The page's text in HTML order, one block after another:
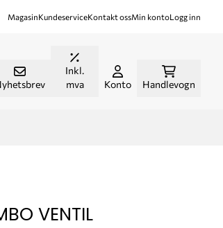
MagasinKundeserviceKontakt ossMin kontoLogg inn
Inkl.
mva
Konto Handlevogn
VENTIL